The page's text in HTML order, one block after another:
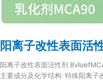
阳离子改性表面活
阳离子改性表面活性剂
主要成分及化学结构: 特殊阳离